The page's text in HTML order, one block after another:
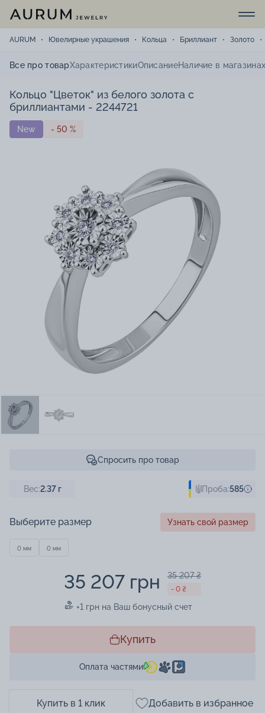
AURUM Ювелирные украшения Кольца Бриллиант Золото
Все про товарХарактеристикиОписаниеНаличие в
Кольцо "Цветок" из белого золота с
бриллиантами - 2244721
New - 50 %
Спросить про товар
Вес:2.37г Проба:585
Выберите размер Узнать свой размер
0 мм 0 мм
35 207 грн 35 207 ₴
- 0 ₴
+1 грн на Ваш бонусный счет
Купить
Оплата частями
Купить в 1 клик Добавить в избранное